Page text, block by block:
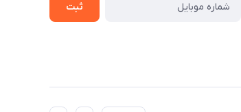
ثبت